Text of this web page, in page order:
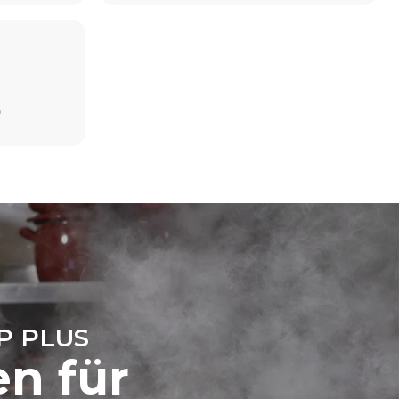
an das er
dafür
2 Std. Leerlauf im Ofen bei 180 °C
PLUS
für